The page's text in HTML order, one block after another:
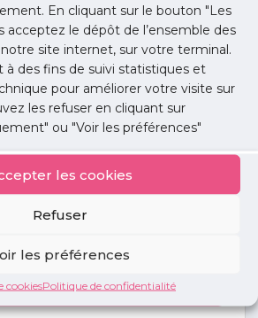
En cliquant sur le bouton "Les
acceptez le dépôt de l’ensemble des
site internet, sur votre terminal.
à des fins de suivi statistiques et
pour améliorer votre visite sur
les refuser en cliquant sur
ou "Voir les préférences"
les cookies
Refuser
les préférences
cookiesPolitique de confidentialité
:
les annonces